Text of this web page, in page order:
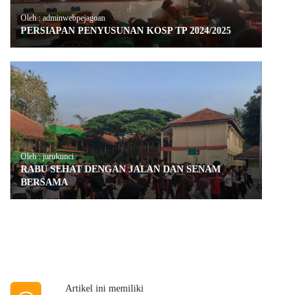
Oleh : adminwebpejagoan
PERSIAPAN PENYUSUNAN KOSP TP 2024/2025
Oleh : jurukunci
RABU SEHAT DENGAN JALAN DAN SENAM
BERSAMA
Artikel ini memiliki